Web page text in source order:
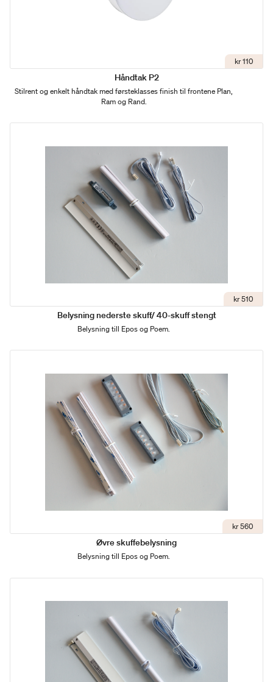
kr 110
Håndtak P2
Stilrent og enkelt håndtak med førsteklasses finish til frontene Plan,
Ram og Rand.
kr 510
Belysning nederste skuff/ 40-skuff stengt
Belysning till Epos og Poem.
kr 560
Øvre skuffebelysning
Belysning till Epos og Poem.